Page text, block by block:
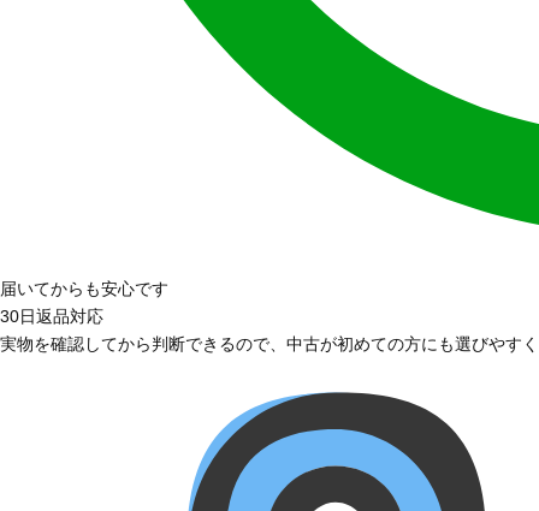
届いてからも安心です
30日返品対応
実物を確認してから判断できるので、中古が初めての方にも選びやす